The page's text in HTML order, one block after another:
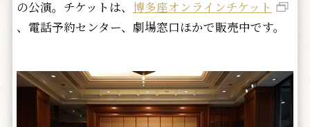
の公演。チケットは、 博多座オンラインチケット
、電話予約センター、劇場窓口ほかで販売中です。